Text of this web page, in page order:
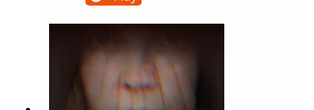
Lærer og ytringsfrihet.